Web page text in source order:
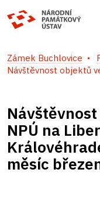
Zámek Buchlovice
Návštěvnost objektů
NPÚ na
měsíc